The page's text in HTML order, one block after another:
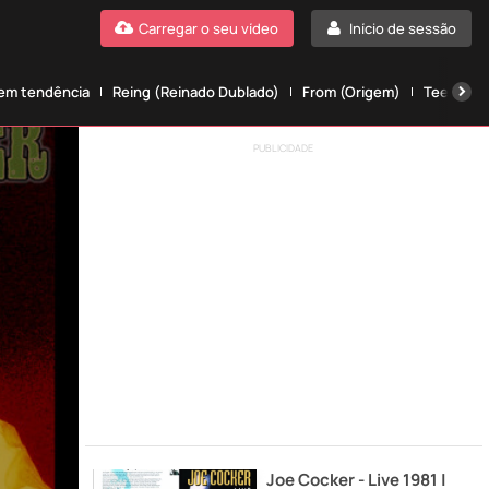
Início de sessão
Carregar o seu vídeo
tendência Reing (Reinado Dublado) From (Origem) Teen
PUBLICIDADE
Joe Cocker - Live 1981 |